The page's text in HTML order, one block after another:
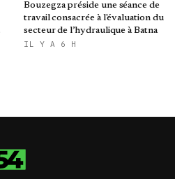
Bouzegza préside une séance de
travail consacrée à l'évaluation du
secteur de l’hydraulique à Batna
IL Y A 6 H